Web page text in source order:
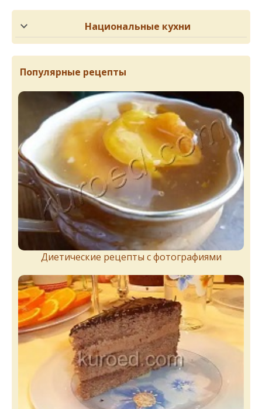
Национальные кухни
Популярные рецепты
Диетические рецепты с фотографиями